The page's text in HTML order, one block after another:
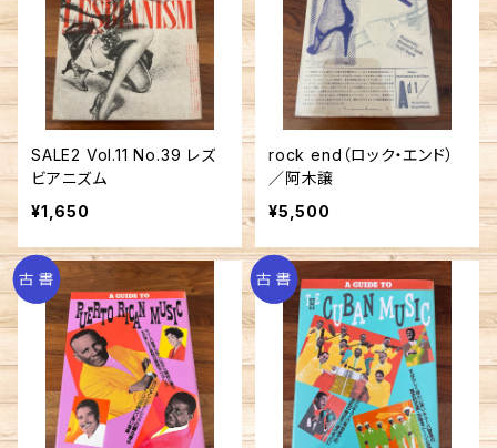
SALE2 Vol.11 No.39 レズ
ビアニズム
¥1,650
rock end（ロック・エンド）
／阿木譲
¥5,500